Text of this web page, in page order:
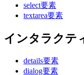
select要素
textarea要素
インタラクテ
details要素
dialog要素